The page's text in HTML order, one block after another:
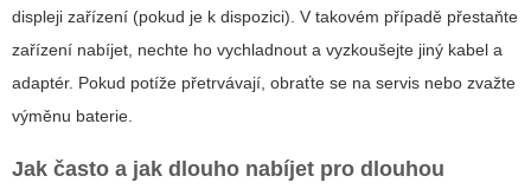
displeji zařízení (pokud je k dispozici). V takovém případě přestaňte
zařízení nabíjet, nechte ho vychladnout a vyzkoušejte jiný kabel a
adaptér. Pokud potíže přetrvávají, obraťte se na servis nebo zvažte
výměnu baterie.
Jak často a jak dlouho nabíjet pro dlouhou